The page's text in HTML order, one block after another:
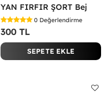
YAN FIRFIR ŞORT Bej
0 Değerlendirme
300 TL
SEPETE EKLE